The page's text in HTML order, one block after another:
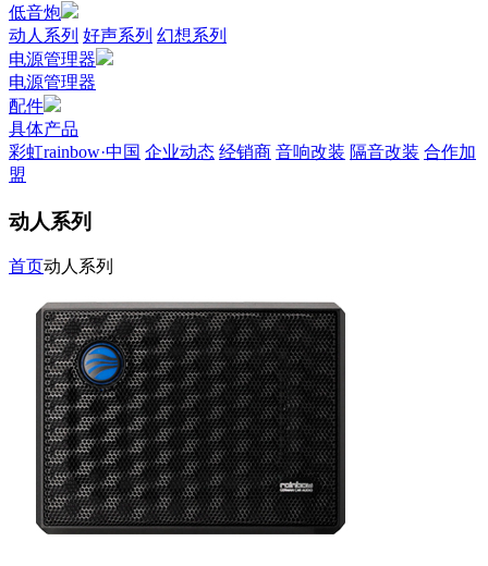
低音炮
动人系列 好声系列 幻想系列
电源管理器
电源管理器
配件
具体产品
彩虹rainbow·中国 企业动态 经销商 音响改装 隔音改装 合作加
盟
动人系列
首页动人系列